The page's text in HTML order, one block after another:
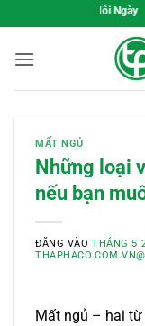
qua
nội
MẤT NGỦ
Những loại
nếu bạn
ĐĂNG VÀOTHÁNG 5
Mất ngủ – hai